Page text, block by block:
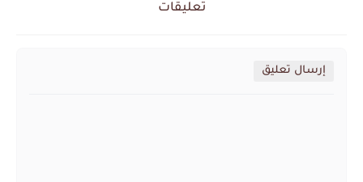
تعليقات
إرسال تعليق